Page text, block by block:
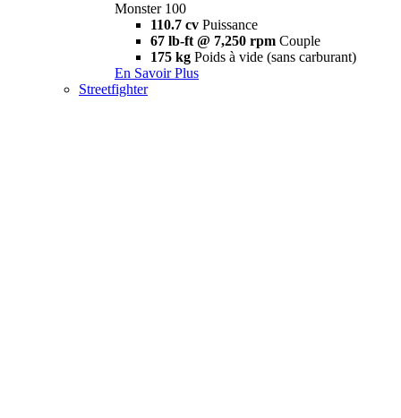
Monster 100
110.7 cv Puissance
67 lb-ft @ 7,250 rpm Couple
175 kg Poids à vide (sans carburant)
En Savoir Plus
Streetfighter